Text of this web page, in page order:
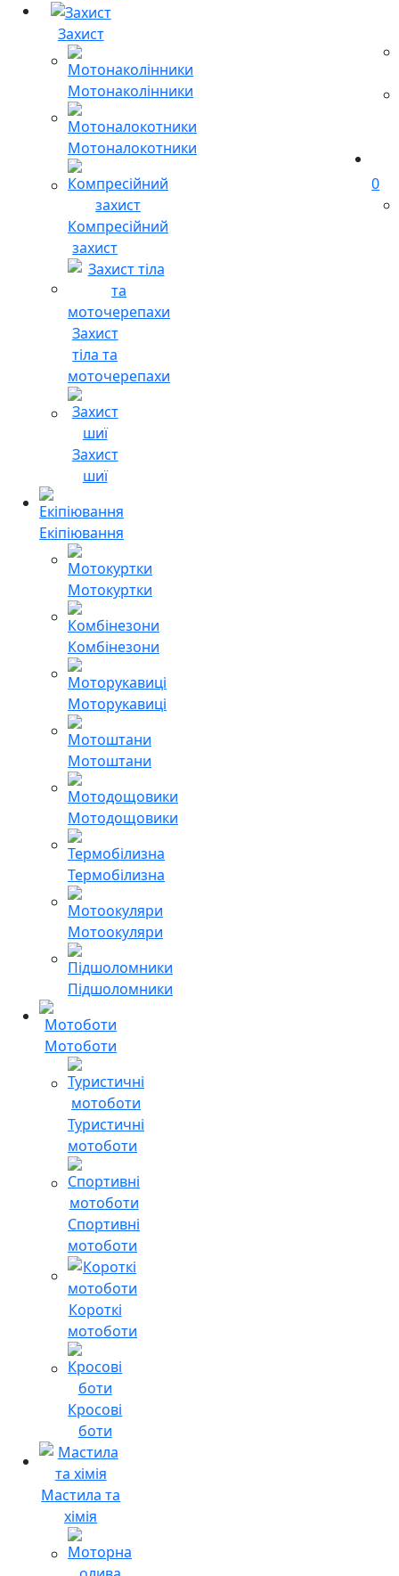
Захист
Мотонаколінники
Мотоналокотники
Компресійний
захист
Захист
тіла та
моточерепахи
Захист
шиї
Екіпіювання
Мотокуртки
Комбінезони
Моторукавиці
Мотоштани
Мотодощовики
Термобілизна
Мотоокуляри
Підшоломники
Мотоботи
Туристичні
мотоботи
Спортивні
мотоботи
Короткі
мотоботи
Кросові
боти
Мастила та
хімія
0